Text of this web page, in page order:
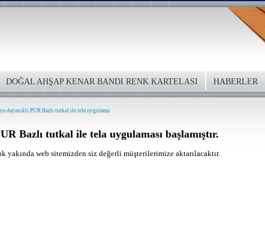
DOĞAL AHŞAP KENAR BANDI RENK KARTELASI HABERLER
dayanıklı PUR Bazlı tutkal ile tela uygulama
Bazlı tutkal ile tela uygulaması başlamıştır.
yakında web sitemizden siz değerli müşterilerimize aktarılacaktır.